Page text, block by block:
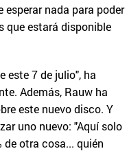
esperar nada para poder
que estará disponible
este 7 de julio", ha
Además, Rauw ha
este nuevo disco. Y
uno nuevo: "Aquí solo
de otra cosa... quién